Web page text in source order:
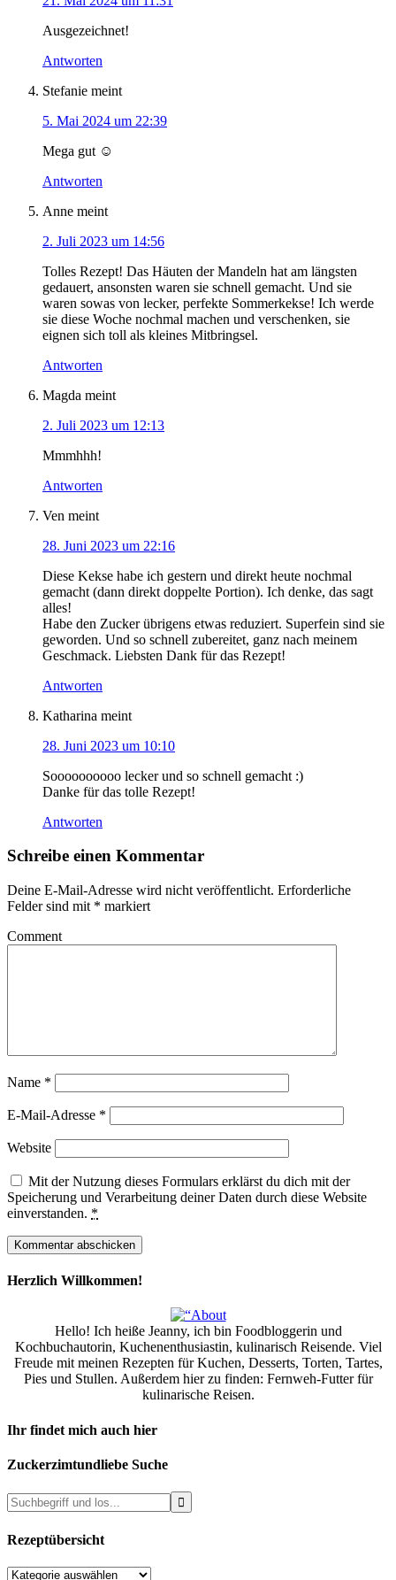
Ausgezeichnet!
Antworten
Stefanie meint
5. Mai 2024 um 22:39
Mega gut ☺️
Antworten
Anne meint
2. Juli 2023 um 14:56
Tolles Rezept! Das Häuten der Mandeln hat am längsten
gedauert, ansonsten waren sie schnell gemacht. Und sie
waren sowas von lecker, perfekte Sommerkekse! Ich werde
sie diese Woche nochmal machen und verschenken, sie
eignen sich toll als kleines Mitbringsel.
Antworten
Magda meint
2. Juli 2023 um 12:13
Mmmhhh!
Antworten
Ven meint
28. Juni 2023 um 22:16
Diese Kekse habe ich gestern und direkt heute nochmal
gemacht (dann direkt doppelte Portion). Ich denke, das sagt
alles!
Habe den Zucker übrigens etwas reduziert. Superfein sind sie
geworden. Und so schnell zubereitet, ganz nach meinem
Geschmack. Liebsten Dank für das Rezept!
Antworten
Katharina meint
28. Juni 2023 um 10:10
Soooooooooo lecker und so schnell gemacht :)
Danke für das tolle Rezept!
Antworten
Schreibe einen Kommentar
Deine E-Mail-Adresse wird nicht veröffentlicht. Erforderliche
Felder sind mit * markiert
Comment
Name *
E-Mail-Adresse *
Website
Mit der Nutzung dieses Formulars erklärst du dich mit der
Speicherung und Verarbeitung deiner Daten durch diese Website
einverstanden. *
Herzlich Willkommen!
Hello! Ich heiße Jeanny, ich bin Foodbloggerin und
Kochbuchautorin, Kuchenenthusiastin, kulinarisch Reisende. Viel
Freude mit meinen Rezepten für Kuchen, Desserts, Torten, Tartes,
Pies und Stullen. Außerdem hier zu finden: Fernweh-Futter für
kulinarische Reisen.
Ihr findet mich auch hier
Zuckerzimtundliebe Suche
Rezeptübersicht
Rezeptübersicht